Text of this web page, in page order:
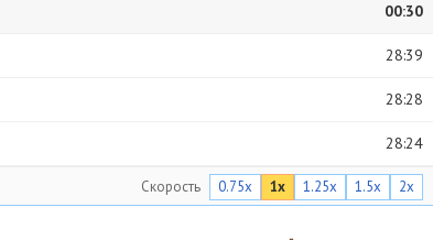
00:30
28:39
28:28
28:24
22:18
Скорость 0.75x 1x 1.25x 1.5x 2x